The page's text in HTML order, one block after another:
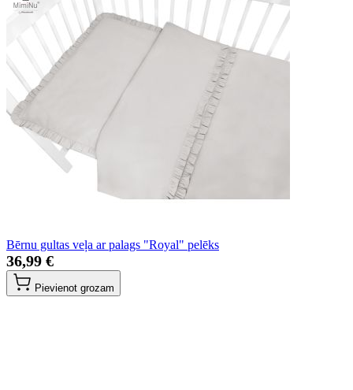
Bērnu gultas veļa ar palags "Royal" pelēks
36,99 €
Pievienot grozam